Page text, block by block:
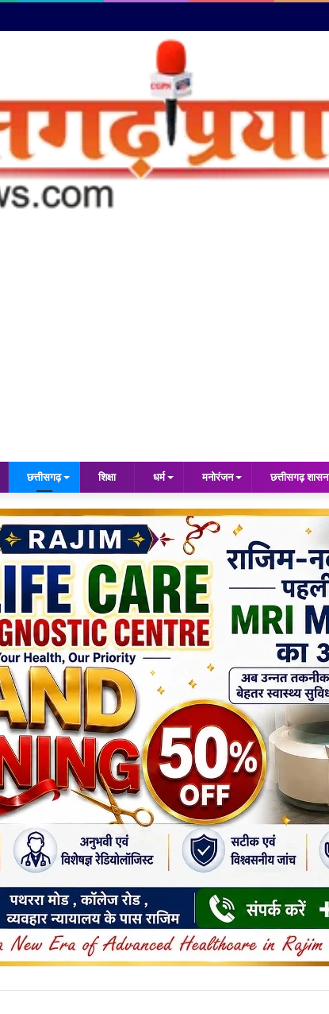
छत्तीसगढ़ शिक्षा धर्म मनोरंजन छत्तीसगढ़ शासन